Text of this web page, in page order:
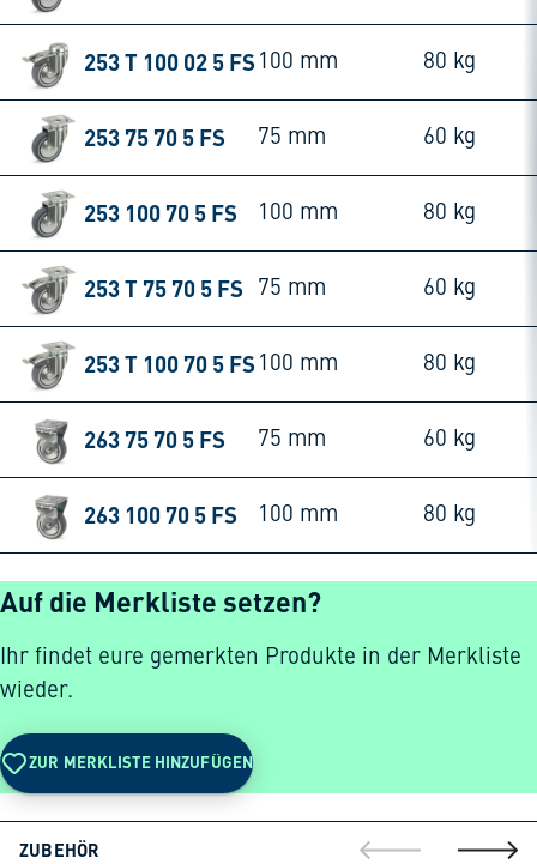
253 T 100 02 5 FS 100 mm 80 kg
253 75 70 5 FS 75 mm 60 kg
253 100 70 5 FS 100 mm 80 kg
253 T 75 70 5 FS 75 mm 60 kg
253 T 100 70 5 FS 100 mm 80 kg
263 75 70 5 FS 75 mm 60 kg
263 100 70 5 FS 100 mm 80 kg
Auf die Merkliste setzen?
Ihr findet eure gemerkten Produkte in der Merkliste
wieder.
ZUR MERKLISTE HINZUFÜGEN
ZUBEHÖR